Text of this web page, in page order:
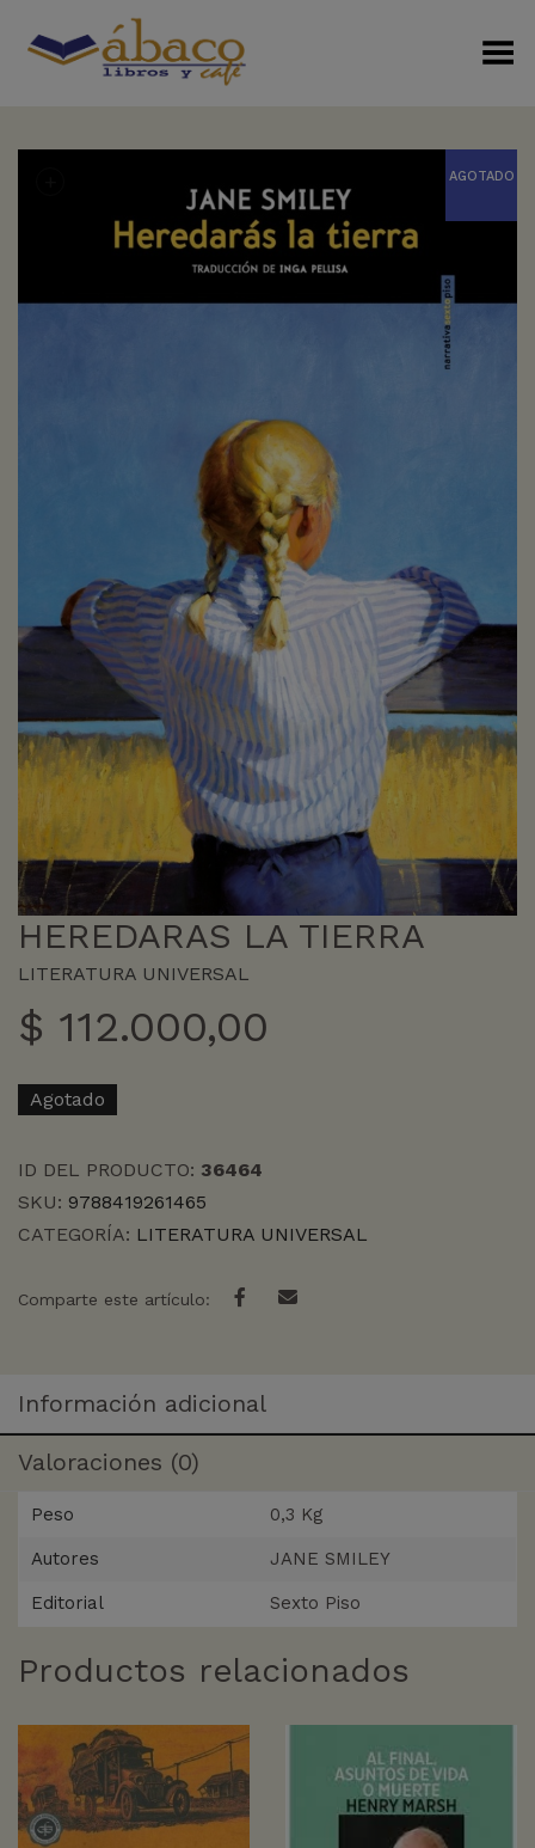
Menú Alterno
AGOTADO
HEREDARAS LA TIERRA
LITERATURA UNIVERSAL
$ 112.000,00
Agotado
ID DEL PRODUCTO: 36464
SKU: 9788419261465
CATEGORÍA: LITERATURA UNIVERSAL
Comparte este artículo:
Información adicional
Valoraciones (0)
Peso 0,3 Kg
Autores JANE SMILEY
Editorial Sexto Piso
Productos relacionados